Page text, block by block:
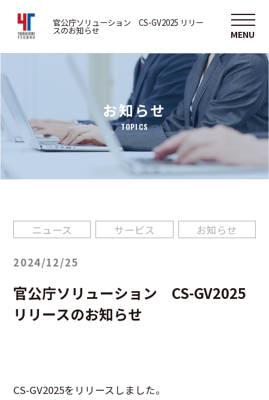
官公庁ソリューション CS-GV2025 リリー
スのお知らせ
お知らせ
TOPICS
ニュース サービス お知らせ
2024/12/25
官公庁ソリューション CS-GV2025
リリースのお知らせ
CS-GV2025をリリースしました。